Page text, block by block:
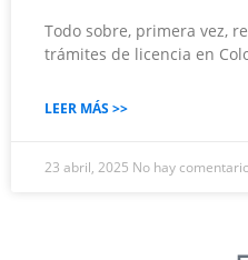
Todo sobre, primera vez,
trámites de licencia en
LEER MÁS >>
23 abril, 2025 No hay